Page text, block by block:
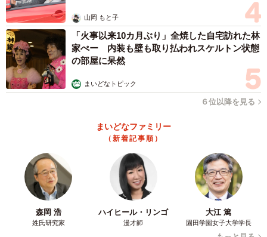
山岡 もと子
「火事以来10カ月ぶり」全焼した自宅訪れた林
家ぺー 内装も壁も取り払われスケルトン状態
の部屋に呆然
まいどなトピック
６位以降を見る
まいどなファミリー
（新着記事順）
森岡 浩
姓氏研究家
ハイヒール・リンゴ
漫才師
大江 篤
園田学園女子大学学長